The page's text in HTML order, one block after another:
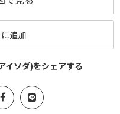
追加
イソダ)をシェアする